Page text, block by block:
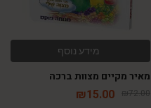
מידע נוסף
מאיר מקיים מצוות ברכה
₪72.00
₪15.00